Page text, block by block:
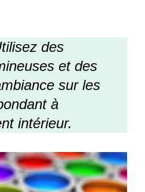
des
et des
sur les
à
intérieur.